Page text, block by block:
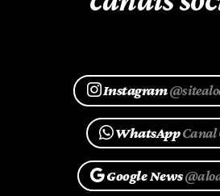
Instagram
WhatsApp
Google News